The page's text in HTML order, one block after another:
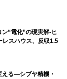
“電化”の現実解-ヒ
レスハウス、反収1.5
える―シブヤ精機・